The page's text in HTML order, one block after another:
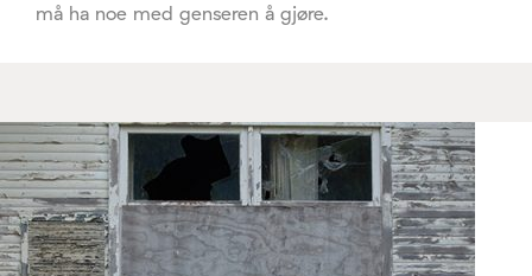
må ha noe med genseren å gjøre.